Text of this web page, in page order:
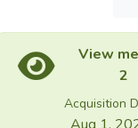
（
尺
中
View
2
Acquisition